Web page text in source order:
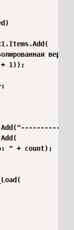
1));
" + count);